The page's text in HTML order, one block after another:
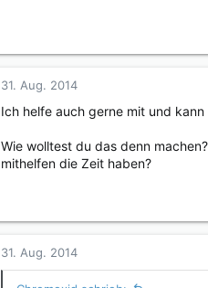
31. Aug. 2014
Ich helfe auch gerne mit und
Wie wolltest du das denn
mithelfen die Zeit haben?
31. Aug. 2014